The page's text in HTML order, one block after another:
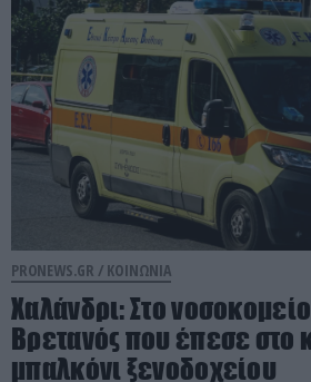
PRONEWS.GR / ΚΟΙΝΩΝΙΑ
Χαλάνδρι: Στο
Βρετανός που έπεσε στο
μπαλκόνι ξενοδοχείου